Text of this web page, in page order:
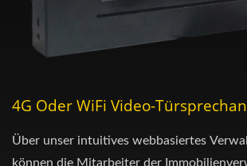
4G Oder WiFi Video-
Über unser intuitives webbasiertes
können die Mitarbeiter der